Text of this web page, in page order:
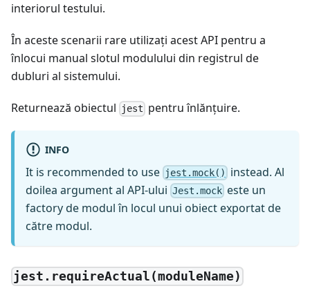
interiorul testului.
În aceste scenarii rare utilizaţi acest API pentru a
înlocui manual slotul modulului din registrul de
dubluri al sistemului.
Returnează obiectul jest pentru înlănţuire.
INFO
It is recommended to use jest.mock()
instead. Al
doilea argument al API-ului Jest.mock este un
factory de modul în locul unui obiect exportat de
către modul.
jest.requireActual(moduleName)